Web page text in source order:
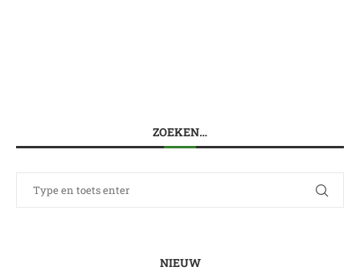
ZOEKEN…
NIEUW